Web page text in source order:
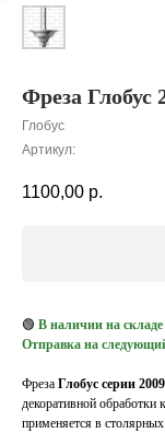
Фреза Глобус
Глобус
Артикул:
1100,00 р.
🟢 В наличии на складе
Отправка на
Фреза Глобус серии 2009
декоративной
применяется в